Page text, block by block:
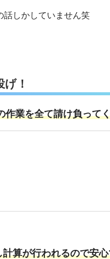
話しかしていません笑
！
作業を全て請け負って
算が行われるので安